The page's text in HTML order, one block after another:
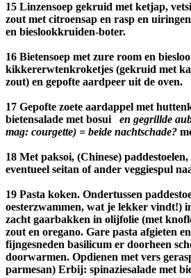
15 Linzensoep gekruid met ketjap,
zout met citroensap en rasp en
en bieslookkruiden-boter.
16 Bietensoep met zure room en
kikkererwtenkroketjes (gekruid met
zout) en gepofte aardpeer uit de oven.
17 Gepofte zoete aardappel met
bietensalade met bosui
en gegrillde
mag: courgette) = beide nachtschade?
18 Met paksoi, (Chinese)
eventueel seitan of ander veggiespul
19 Pasta koken. Ondertussen
oesterzwammen, wat je lekker vindt!)
zacht gaarbakken in olijfolie (met
zout en oregano. Gare pasta afgieten
fijngesneden basilicum er doorheen
doorwarmen. Opdienen met vers
parmesan) Erbij: spinaziesalade met